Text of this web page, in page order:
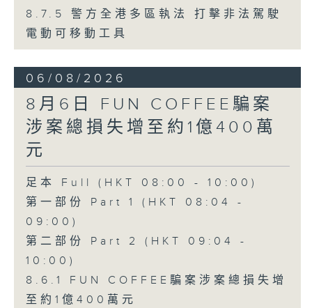
8.7.5 警方全港多區執法 打擊非法駕駛
電動可移動工具
06/08/2026
8月6日 FUN COFFEE騙案
涉案總損失增至約1億400萬
元
足本 Full (HKT 08:00 - 10:00)
第一部份 Part 1 (HKT 08:04 -
09:00)
第二部份 Part 2 (HKT 09:04 -
10:00)
8.6.1 FUN COFFEE騙案涉案總損失增
至約1億400萬元